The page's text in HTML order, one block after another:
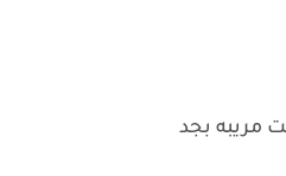
بجد